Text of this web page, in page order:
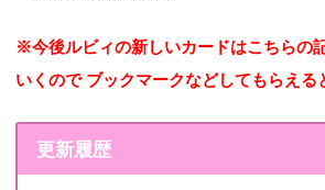
※今後ルビィの新しいカードはこちらの
いくので ブックマークなどしてもらえる
更新履歴